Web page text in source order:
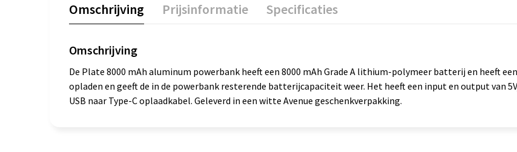
Omschrijving Prijsinformatie Specificaties
Omschrijving
De Plate 8000 mAh aluminum powerbank heeft een 8000 mAh Grade A lithium-polymeer batterij en heeft
opladen en geeft de in de powerbank resterende batterijcapaciteit weer. Het heeft een input en output van
USB naar Type-C oplaadkabel. Geleverd in een witte Avenue geschenkverpakking.